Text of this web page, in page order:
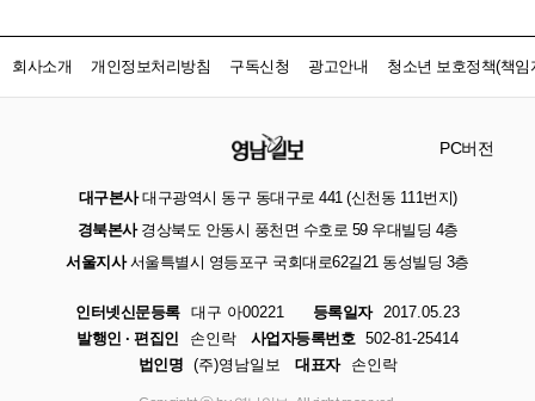
회사소개 개인정보처리방침 구독신청 광고안내 청소년 보호정책(책임
PC버전
대구본사대구광역시 동구 동대구로 441 (신천동 111번지)
경북본사경상북도 안동시 풍천면 수호로 59 우대빌딩 4층
서울지사서울특별시 영등포구 국회대로62길21 동성빌딩 3층
인터넷신문등록 대구 아00221 등록일자
2017.05.23
발행인 · 편집인
손인락 사업자등록번호 502-81-25414
법인명 (주)영남일보 대표자 손인락